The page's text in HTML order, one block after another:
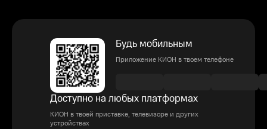
Будь мобильным
Приложение КИОН в твоем телефоне
Доступно на любых платформах
КИОН в твоей приставке, телевизоре и других
устройствах